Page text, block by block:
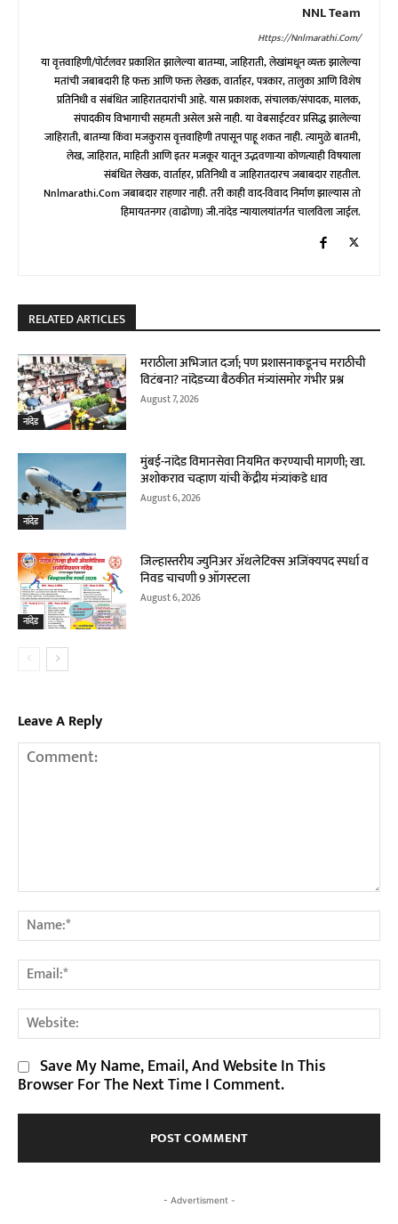
NNL Team
Https://nnlmarathi.com/
या वृत्तवाहिणी/पोर्टलवर प्रकाशित झालेल्या बातम्या, जाहिराती, लेखांमधून व्यक्त झालेल्या
मतांची जबाबदारी हि फक्त आणि फक्त लेखक, वार्ताहर, पत्रकार, तालुका आणि विशेष
प्रतिनिधी व संबंधित जाहिरातदारांची आहे. यास प्रकाशक, संचालक/संपादक, मालक,
संपादकीय विभागाची सहमती असेल असे नाही. या वेबसाईटवर प्रसिद्ध झालेल्या
जाहिराती, बातम्या किंवा मजकुरास वृत्तवाहिणी तपासून पाहू शकत नाही. त्यामुळे बातमी,
लेख, जाहिरात, माहिती आणि इतर मजकूर यातून उद्भवणाऱ्या कोणत्याही विषयाला
संबंधित लेखक, वार्ताहर, प्रतिनिधी व जाहिरातदारच जबाबदार राहतील.
Nnlmarathi.com जबाबदार राहणार नाही. तरी काही वाद-विवाद निर्माण झाल्यास तो
हिमायतनगर (वाढोणा) जी.नांदेड न्यायालयांतर्गत चालविला जाईल.
RELATED ARTICLES
नांदेड
मराठीला अभिजात दर्जा; पण प्रशासनाकडूनच मराठीची
विटंबना? नांदेडच्या बैठकीत मंत्र्यांसमोर गंभीर प्रश्न
August 7, 2026
नांदेड
मुंबई-नांदेड विमानसेवा नियमित करण्याची मागणी; खा.
अशोकराव चव्हाण यांची केंद्रीय मंत्र्यांकडे धाव
August 6, 2026
नांदेड
जिल्हास्तरीय ज्युनिअर ॲथलेटिक्स अजिंक्यपद स्पर्धा व
निवड चाचणी 9 ऑगस्टला
August 6, 2026
Leave A Reply
Comment:
Save My Name, Email, And Website In This
Browser For The Next Time I Comment.
- Advertisment -